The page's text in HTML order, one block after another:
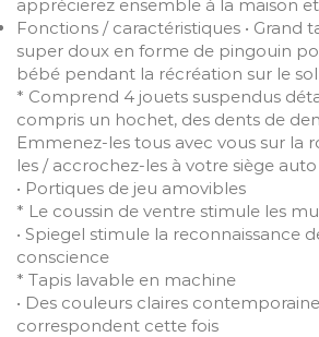
apprécierez ensemble à la maison
Fonctions / caractéristiques • Grand
super doux en forme de pingouin
bébé pendant la récréation sur le sol
* Comprend 4 jouets suspendus
compris un hochet, des dents de
Emmenez-les tous avec vous sur la
les / accrochez-les à votre siège
• Portiques de jeu amovibles
* Le coussin de ventre stimule les
• Spiegel stimule la reconnaissance
conscience
* Tapis lavable en machine
• Des couleurs claires
correspondent cette fois